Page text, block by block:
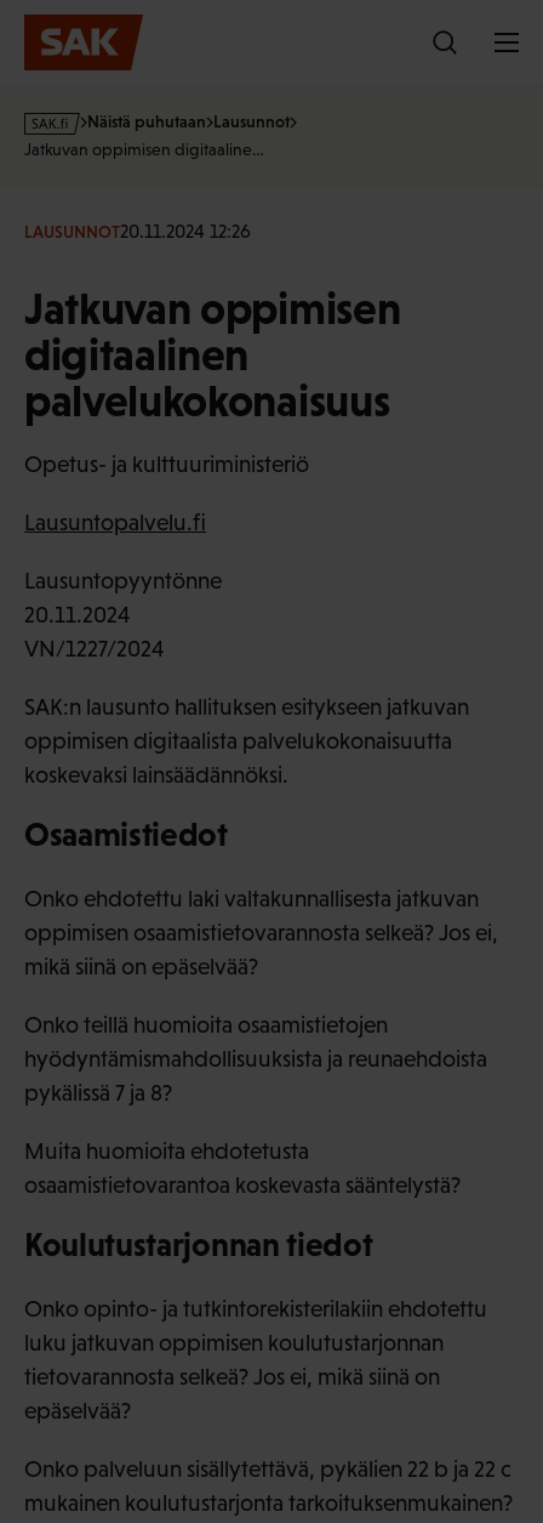
Hyppää
sisältöön
s
a
f
Näistä puhutaan Lausunnot
Jatkuvan oppimisen digitaaline…
LAUSUNNOT20.11.2024 12:26
Jatkuvan oppimisen
digitaalinen
palvelukokonaisuus
Opetus- ja kulttuuriministeriö
Lausuntopalvelu.fi
Lausuntopyyntönne
20.11.2024
VN/1227/2024
SAK:n lausunto hallituksen esitykseen jatkuvan
oppimisen digitaalista palvelukokonaisuutta
koskevaksi lainsäädännöksi.
Osaamistiedot
Onko ehdotettu laki valtakunnallisesta jatkuvan
oppimisen osaamistietovarannosta selkeä? Jos ei,
mikä siinä on epäselvää?
Onko teillä huomioita osaamistietojen
hyödyntämismahdollisuuksista ja reunaehdoista
pykälissä 7 ja 8?
Muita huomioita ehdotetusta
osaamistietovarantoa koskevasta sääntelystä?
Koulutustarjonnan tiedot
Onko opinto- ja tutkintorekisterilakiin ehdotettu
luku jatkuvan oppimisen koulutustarjonnan
tietovarannosta selkeä? Jos ei, mikä siinä on
epäselvää?
Onko palveluun sisällytettävä, pykälien 22 b ja 22 c
mukainen koulutustarjonta tarkoituksenmukainen?